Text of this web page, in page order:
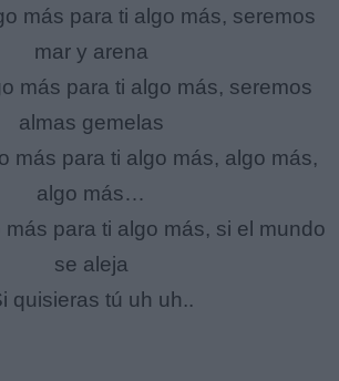
más para ti algo más, seremos
mar y arena
más para ti algo más, seremos
almas gemelas
más para ti algo más, algo más,
algo más…
para ti algo más, si el mundo
se aleja
quisieras tú uh uh..